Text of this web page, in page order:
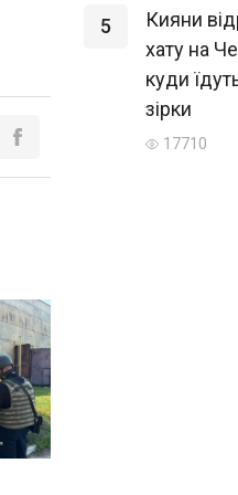
5
Кияни
хату на
куди
зірки
17710